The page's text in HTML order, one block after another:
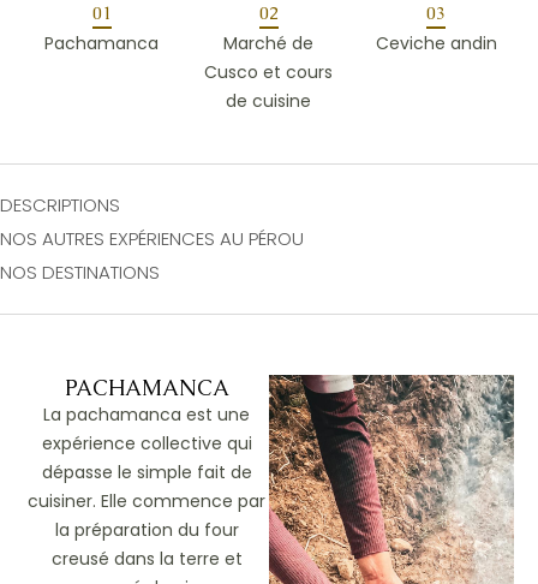
01
Pachamanca
02
Marché de
Cusco et cours
de cuisine
03
Ceviche andin
DESCRIPTIONS
NOS AUTRES EXPÉRIENCES AU PÉROU
NOS DESTINATIONS
PACHAMANCA
La pachamanca est une
expérience collective qui
dépasse le simple fait de
cuisiner. Elle commence par
la préparation du four
creusé dans la terre et